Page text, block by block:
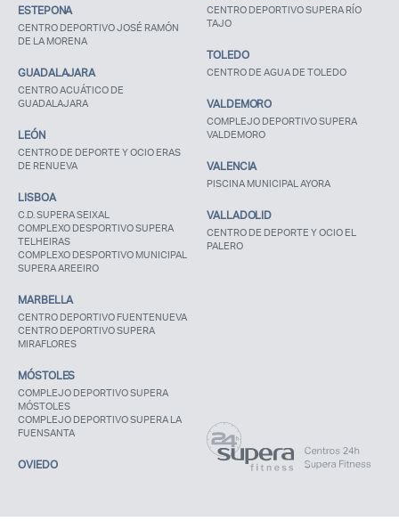
ESTEPONA
CENTRO DEPORTIVO JOSÉ RAMÓN
DE LA MORENA
GUADALAJARA
CENTRO ACUÁTICO DE
GUADALAJARA
LEÓN
CENTRO DE DEPORTE Y OCIO ERAS
DE RENUEVA
LISBOA
C.D. SUPERA SEIXAL
COMPLEXO DESPORTIVO SUPERA
TELHEIRAS
COMPLEXO DESPORTIVO MUNICIPAL
SUPERA AREEIRO
MARBELLA
CENTRO DEPORTIVO FUENTENUEVA
CENTRO DEPORTIVO SUPERA
MIRAFLORES
MÓSTOLES
COMPLEJO DEPORTIVO SUPERA
MÓSTOLES
COMPLEJO DEPORTIVO SUPERA LA
FUENSANTA
OVIEDO
CENTRO DEPORTIVO SUPERA RÍO
TAJO
TOLEDO
CENTRO DE AGUA DE TOLEDO
VALDEMORO
COMPLEJO DEPORTIVO SUPERA
VALDEMORO
VALENCIA
PISCINA MUNICIPAL AYORA
VALLADOLID
CENTRO DE DEPORTE Y OCIO EL
PALERO